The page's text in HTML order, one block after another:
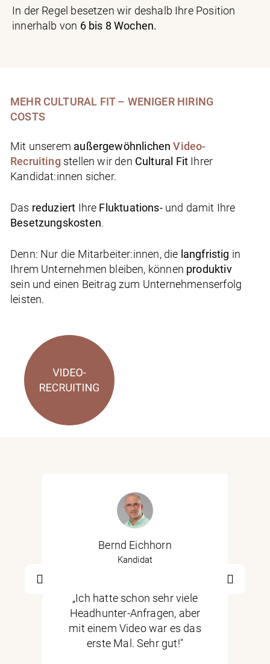
In der Regel besetzen wir deshalb Ihre Position
innerhalb von 6 bis 8 Wochen.
MEHR CULTURAL FIT – WENIGER HIRING
COSTS
Mit unserem außergewöhnlichen Video-
Recruiting stellen wir den Cultural Fit Ihrer
Kandidat:innen sicher.
Das reduziert Ihre Fluktuations- und damit Ihre
Besetzungskosten.
Denn: Nur die Mitarbeiter:innen, die langfristig in
Ihrem Unternehmen bleiben, können produktiv
sein und einen Beitrag zum Unternehmenserfolg
leisten.
Bernd Eichhorn
Kandidat
„Ich hatte schon sehr viele
Headhunter-Anfragen, aber
mit einem Video war es das
erste Mal. Sehr gut!"